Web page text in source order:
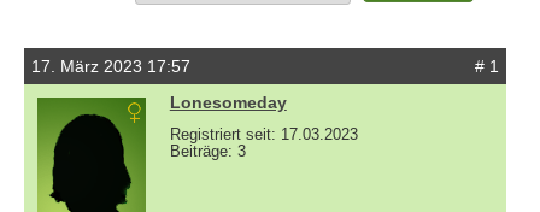
17. März 2023 17:57
# 1
Lonesomeday
Registriert seit: 17.03.2023
Beiträge: 3